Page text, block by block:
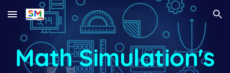
Skip to main content Skip to navigation
Math Simulation's